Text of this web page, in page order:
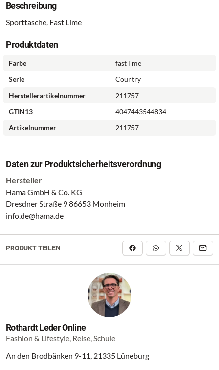
Beschreibung
Sporttasche, Fast Lime
Produktdaten
Farbe
fast lime
Serie
Country
Herstellerartikelnummer
211757
GTIN13
4047443544834
Artikelnummer
211757
Daten zur Produktsicherheitsverordnung
Hersteller
Hama GmbH & Co. KG
Dresdner Straße 9 86653 Monheim
info.de@hama.de
PRODUKT TEILEN
Rothardt Leder Online
Fashion & Lifestyle, Reise, Schule
An den Brodbänken 9-11, 21335 Lüneburg